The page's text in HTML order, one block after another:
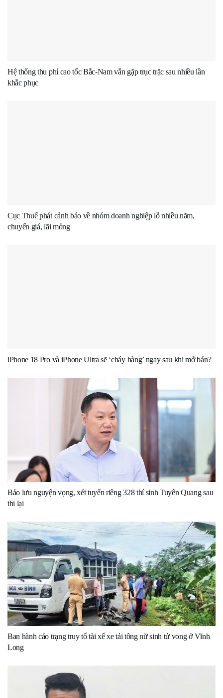
Hệ thống thu phí cao tốc Bắc-Nam vẫn gặp trục trặc sau nhiều lần
khắc phục
Cục Thuế phát cảnh báo về nhóm doanh nghiệp lỗ nhiều năm,
chuyển giá, lãi mỏng
iPhone 18 Pro và iPhone Ultra sẽ ‘cháy hàng’ ngay sau khi mở bán?
Bảo lưu nguyện vọng, xét tuyển riêng 328 thí sinh Tuyên Quang sau
thi lại
Ban hành cáo trạng truy tố tài xế xe tải tông nữ sinh tử vong ở Vĩnh
Long